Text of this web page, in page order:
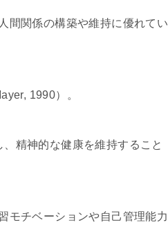
間関係の構築や維持に優れてい
1990）。
精神的な健康を維持すること
モチベーションや自己管理能力